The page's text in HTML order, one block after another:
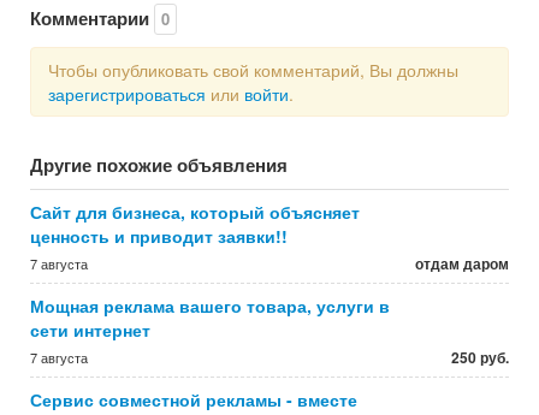
Комментарии 0
Чтобы опубликовать свой комментарий, Вы должны
зарегистрироваться или войти.
Другие похожие объявления
Сайт для бизнеса, который объясняет
ценность и приводит заявки!!
7 августа отдам даром
Мощная реклама вашего товара, услуги в
сети интернет
7 августа 250 руб.
Сервис совместной рекламы - вместе